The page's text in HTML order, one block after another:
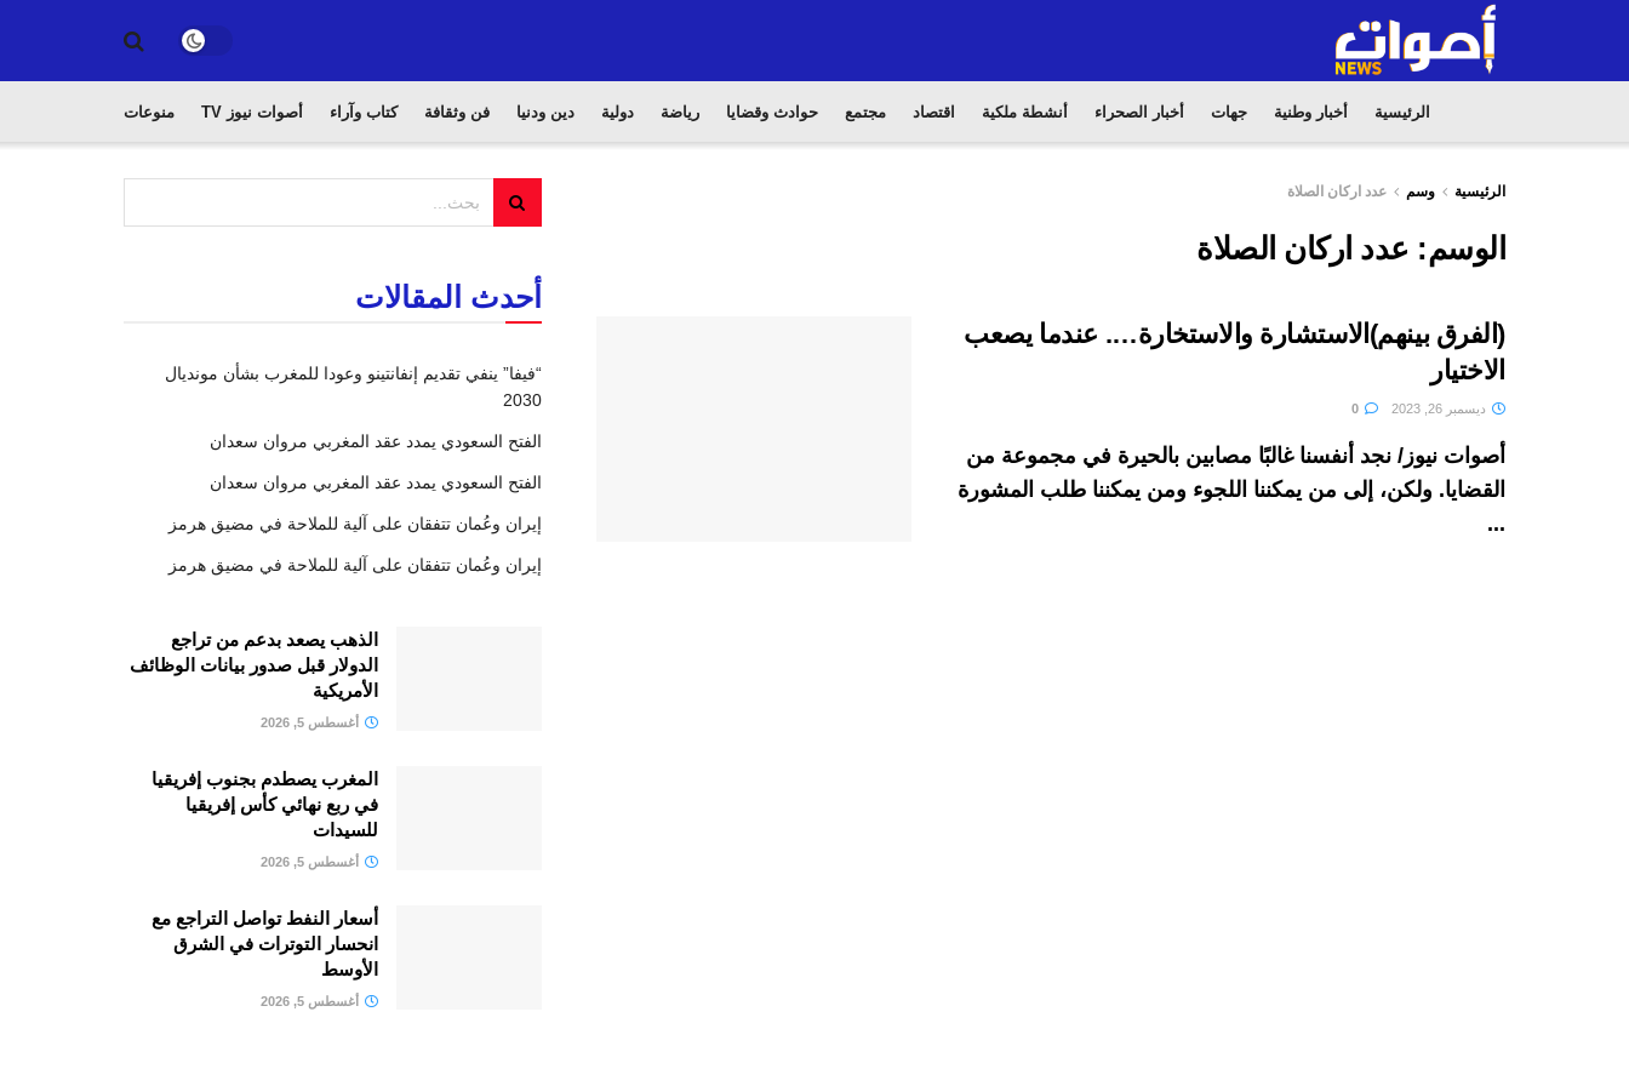
الرئيسية أخبار وطنية جهات أخبار الصحراء أنشطة ملكية اقتصاد مجتمع حوادث وقضايا رياضة دولية دين ودنيا فن وثقافة كتاب وآراء أصوات نيوز TV منوعات
الرئيسية وسم عدد اركان الصلاة
الوسم: عدد اركان الصلاة
(الفرق بينهم)الاستشارة والاستخارة…. عندما يصعب
الاختيار
ديسمبر 26, 2023
أصوات نيوز/ نجد أنفسنا غالبًا مصابين بالحيرة في مجموعة من
القضايا. ولكن، إلى من يمكننا اللجوء ومن يمكننا طلب المشورة
...
أحدث المقالات
“فيفا” ينفي تقديم إنفانتينو وعودا للمغرب بشأن مونديال
2030
الفتح السعودي يمدد عقد المغربي مروان سعدان
الفتح السعودي يمدد عقد المغربي مروان سعدان
إيران وعُمان تتفقان على آلية للملاحة في مضيق هرمز
إيران وعُمان تتفقان على آلية للملاحة في مضيق هرمز
الذهب يصعد بدعم من تراجع
الدولار قبل صدور بيانات الوظائف
الأمريكية
أغسطس 5, 2026
المغرب يصطدم بجنوب إفريقيا
في ربع نهائي كأس إفريقيا
للسيدات
أغسطس 5, 2026
أسعار النفط تواصل التراجع مع
انحسار التوترات في الشرق
الأوسط
أغسطس 5, 2026